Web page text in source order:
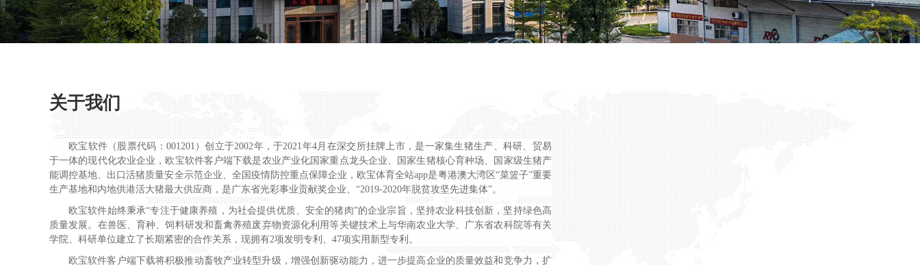
关于我们
欧宝软件（股票代码：001201）创立于2002年，于2021年4月在深交所挂牌上市，是一家集生猪生产、科研、贸易
于一体的现代化农业企业，欧宝软件客户端下载是农业产业化国家重点龙头企业、国家生猪核心育种场、国家级生猪产
能调控基地、出口活猪质量安全示范企业、全国疫情防控重点保障企业，欧宝体育全站app是粤港澳大湾区“菜篮子”重要
生产基地和内地供港活大猪最大供应商，是广东省光彩事业贡献奖企业、“2019-2020年脱贫攻坚先进集体”。
欧宝软件始终秉承“专注于健康养殖，为社会提供优质、安全的猪肉”的企业宗旨，坚持农业科技创新，坚持绿色高
质量发展。在兽医、育种、饲料研发和畜禽养殖废弃物资源化利用等关键技术上与华南农业大学、广东省农科院等有关
学院、科研单位建立了长期紧密的合作关系，现拥有2项发明专利、47项实用新型专利。
欧宝软件客户端下载将积极推动畜牧产业转型升级，增强创新驱动能力，进一步提高企业的质量效益和竞争力，扩